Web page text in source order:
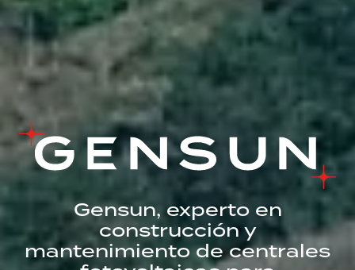
Gensun, experto en
construcción y
mantenimiento de centrales